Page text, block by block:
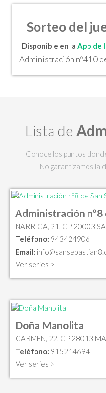
Sorteo del
Disponible en la App de
Administración nº410
Lista de
Conoce los puntos
No garantizamos la
Administración nº8
NARRICA, 21, CP 20003
Teléfono: 943424906
Email:
Ver series >
Doña Manolita
CARMEN, 22, CP 28013
Teléfono: 915214694
Ver series >